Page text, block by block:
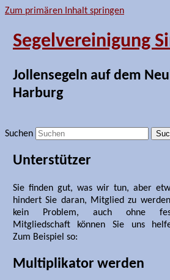
Zum primären Inhalt springen
Segelvereinigung
Jollensegeln auf dem
Harburg
Suchen
Unterstützer
Sie finden gut, was wir tun, aber
hindert Sie daran, Mitglied zu
kein Problem, auch ohne
Mitgliedschaft können Sie uns
Zum Beispiel so:
Multiplikator werden